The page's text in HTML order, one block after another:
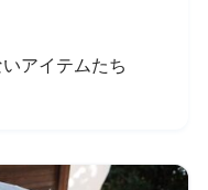
アイテムたち